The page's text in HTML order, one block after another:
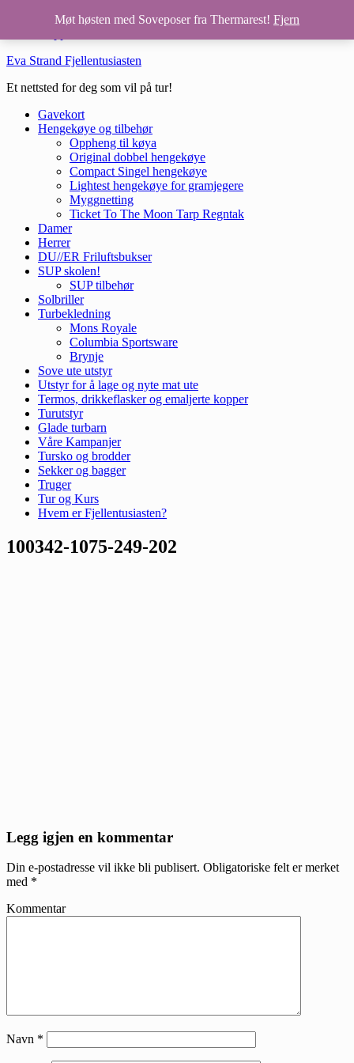
Hopp til hovedinnhold
Eva Strand Fjellentusiasten
Et nettsted for deg som vil på tur!
Gavekort
Hengekøye og tilbehør
Oppheng til køya
Original dobbel hengekøye
Compact Singel hengekøye
Lightest hengekøye for gramjegere
Myggnetting
Ticket To The Moon Tarp Regntak
Damer
Herrer
DU//ER Friluftsbukser
SUP skolen!
SUP tilbehør
Solbriller
Turbekledning
Mons Royale
Columbia Sportsware
Brynje
Sove ute utstyr
Utstyr for å lage og nyte mat ute
Termos, drikkeflasker og emaljerte kopper
Turutstyr
Glade turbarn
Våre Kampanjer
Tursko og brodder
Sekker og bagger
Truger
Tur og Kurs
Hvem er Fjellentusiasten?
100342-1075-249-202
Reader
Legg igjen en kommentar
Din e-postadresse vil ikke bli publisert. Obligatoriske felt er merket
med *
Kommentar
Navn *
Møt høsten med Soveposer fra Thermarest! Fjern